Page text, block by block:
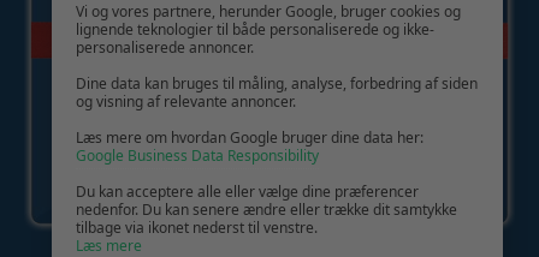
Vi og vores partnere, herunder Google, bruger cookies og
lignende teknologier til både personaliserede og ikke-
personaliserede annoncer.
Dine data kan bruges til måling, analyse, forbedring af siden
og visning af relevante annoncer.
Læs mere om hvordan Google bruger dine data her:
Google Business Data Responsibility
Du kan acceptere alle eller vælge dine præferencer
nedenfor. Du kan senere ændre eller trække dit samtykke
tilbage via ikonet nederst til venstre.
Læs mere